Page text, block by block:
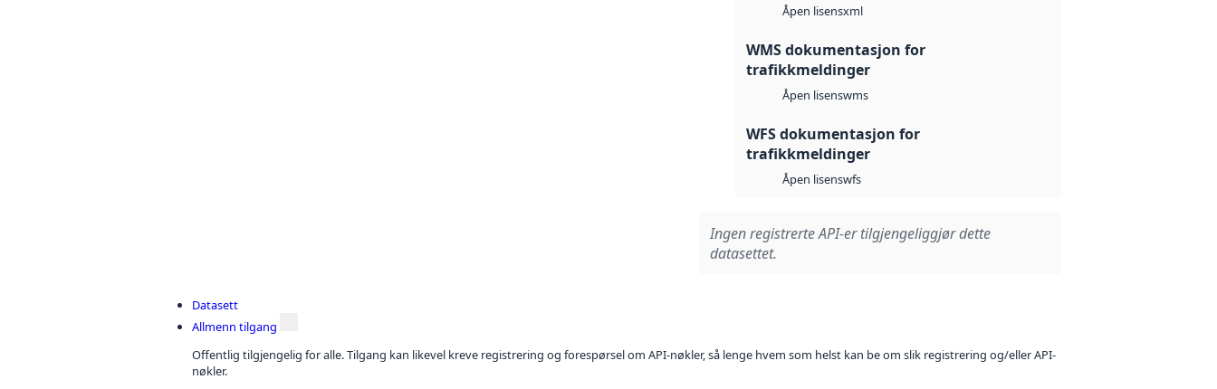
Åpen lisensxml
WMS dokumentasjon for
trafikkmeldinger
Åpen lisenswms
WFS dokumentasjon for
trafikkmeldinger
Åpen lisenswfs
Ingen registrerte API-er tilgjengeliggjør dette
datasettet.
Datasett
Allmenn tilgang
Offentlig tilgjengelig for alle. Tilgang kan likevel kreve registrering og forespørsel om API-nøkler, så lenge hvem som helst kan be om slik registrering og/eller API-
nøkler.